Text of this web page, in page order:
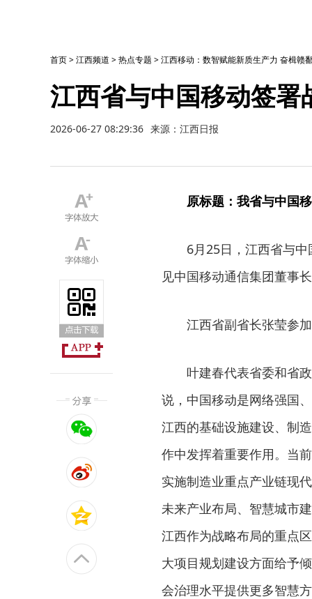
首页>江西频道 >热点专题 >江西移动：数智赋能新质生产力 奋楫赣
江西省与中国移动签署
2026-06-27 08:29:36 来源：江西日报
原标题：我省与中国
6月25日，江西省与
见中国移动通信集团董事
江西省副省长张莹参
叶建春代表省委和省
说，中国移动是网络强国
江西的基础设施建设、制
作中发挥着重要作用。当
实施制造业重点产业链现
未来产业布局、智慧城市
江西作为战略布局的重点
大项目规划建设方面给予
会治理水平提供更多智慧